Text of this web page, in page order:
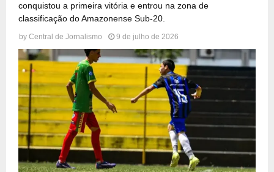
conquistou a primeira vitória e entrou na zona de
classificação do Amazonense Sub-20.
by Central de Jornalismo 9 de julho de 2026